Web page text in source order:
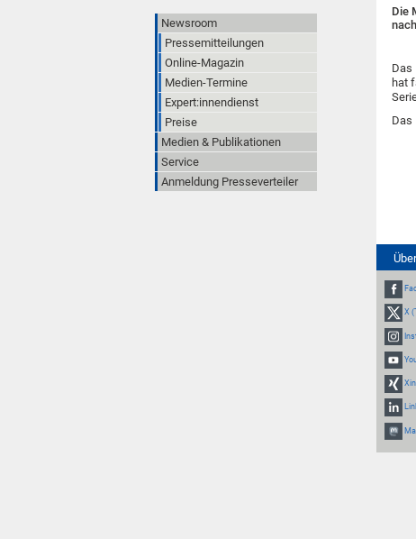
Die
Das
hat
Das
Newsroom
Pressemitteilungen
Online-Magazin
Medien-Termine
Expert:innendienst
Preise
Medien & Publikationen
Service
Anmeldung Presseverteiler
X